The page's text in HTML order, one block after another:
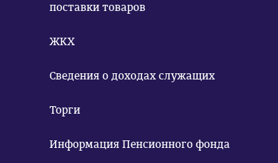
поставки товаров
ЖКХ
Сведения о доходах служащих
Торги
Информация Пенсионного фонда